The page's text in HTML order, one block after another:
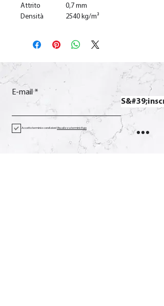
Attrito
0,7 mm
Densità
2540 kg/m³
E-mail
Accetto termini e condizioniVisualizza termini d'uso